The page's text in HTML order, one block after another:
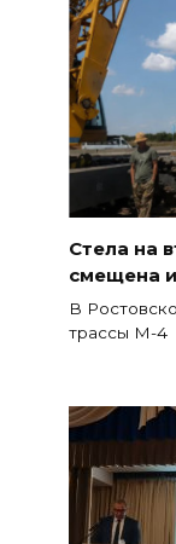
Стела на
смещена
В
трассы М-4